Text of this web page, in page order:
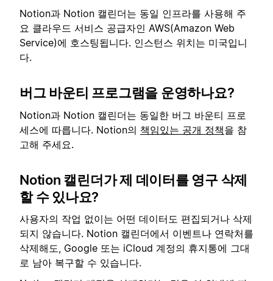
Notion과 Notion 캘린더는 동일 인프라를 사용해 주
요 클라우드 서비스 공급자인 AWS(Amazon Web
Service)에 호스팅됩니다. 인스턴스 위치는 미국입니
다.
버그 바운티 프로그램을 운영하나요?
Notion과 Notion 캘린더는 동일한 버그 바운티 프로
세스에 따릅니다. Notion의 책임있는 공개 정책을 참
고해 주세요.
Notion 캘린더가 제 데이터를 영구 삭제
할 수 있나요?
사용자의 작업 없이는 어떤 데이터도 편집되거나 삭제
되지 않습니다. Notion 캘린더에서 이벤트나 연락처를
삭제해도, Google 또는 iCloud 계정의 휴지통에 그대
로 남아 복구할 수 있습니다.